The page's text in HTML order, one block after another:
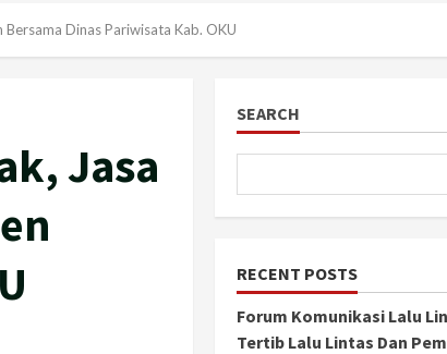
Dinas Pariwisata Kab. OKU
Jasa
SEARCH
RECENT POSTS
Forum Komunikasi Lalu
Tertib Lalu Lintas Dan